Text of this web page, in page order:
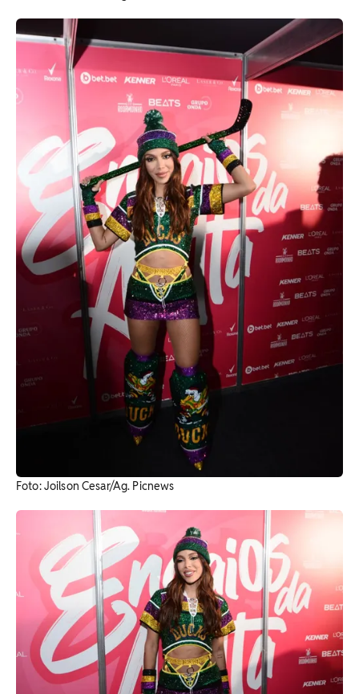
Foto: Joilson Cesar/Ag. Picnews